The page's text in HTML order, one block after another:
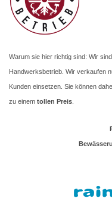
Warum sie hier richtig sind: Wir
Handwerksbetrieb. Wir verkaufen
Kunden einsetzen. Sie können
zu einem tollen Preis